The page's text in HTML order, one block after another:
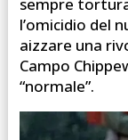
l’omicidio del
aizzare una
Campo
“normale”.